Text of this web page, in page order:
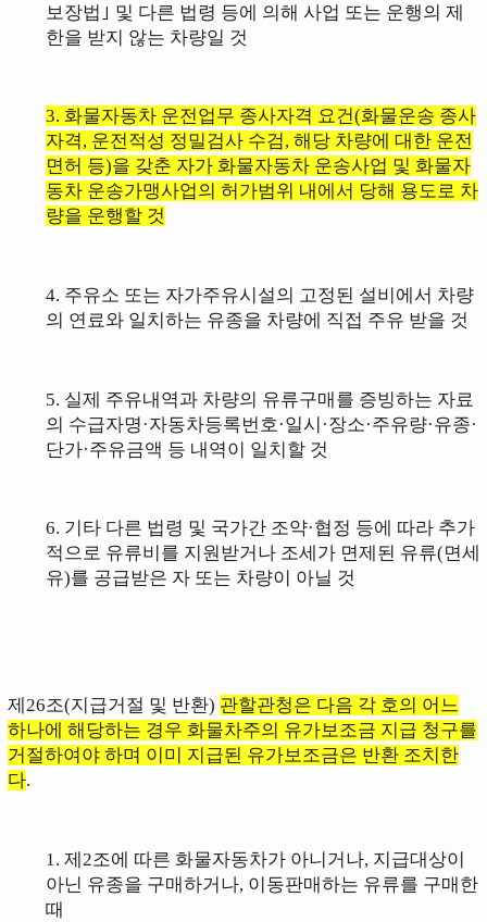
보장법｣ 및 다른 법령 등에 의해 사업 또는 운행의 제
한을 받지 않는 차량일 것
3. 화물자동차 운전업무 종사자격 요건(화물운송 종사
자격, 운전적성 정밀검사 수검, 해당 차량에 대한 운전
면허 등)을 갖춘 자가 화물자동차 운송사업 및 화물자
동차 운송가맹사업의 허가범위 내에서 당해 용도로 차
량을 운행할 것
4. 주유소 또는 자가주유시설의 고정된 설비에서 차량
의 연료와 일치하는 유종을 차량에 직접 주유 받을 것
5. 실제 주유내역과 차량의 유류구매를 증빙하는 자료
의 수급자명·자동차등록번호 ·일시·장소·주유량·유종·
단가·주유금액 등 내역이 일치할 것
6. 기타 다른 법령 및 국가간 조약·협정 등에 따라 추가
적으로 유류비를 지원받거나 조세가 면제된 유류(면세
유)를 공급받은 자 또는 차량이 아닐 것
제26조(지급거절 및 반환) 관할관청은 다음 각 호의 어느
하나에 해당하는 경우 화물차주의 유가보조금 지급 청구를
거절하여야 하며 이미 지급된 유가보조금은 반환 조치한
다.
1. 제2조에 따른 화물자동차가 아니거나, 지급대상이
아닌 유종을 구매하거나, 이동판매하는 유류를 구매한
때